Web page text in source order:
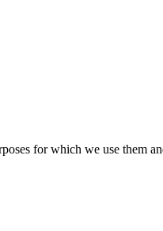
for which we use them